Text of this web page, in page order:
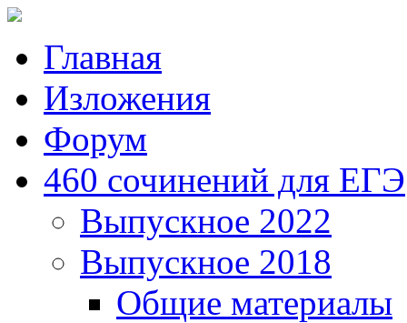
Главная
Изложения
Форум
460 сочинений для ЕГЭ
Выпускное 2022
Выпускное 2018
Общие материалы